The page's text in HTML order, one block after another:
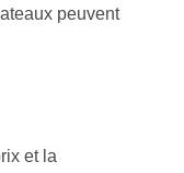
peuvent
et la